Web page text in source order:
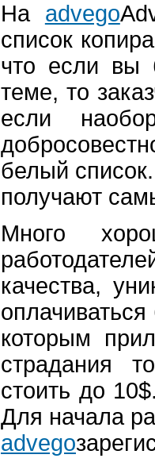
На advego
список
что если вы
теме, то
если
белый
получают
Много
качества,
которым
страдания
стоить до
Для начала
advego